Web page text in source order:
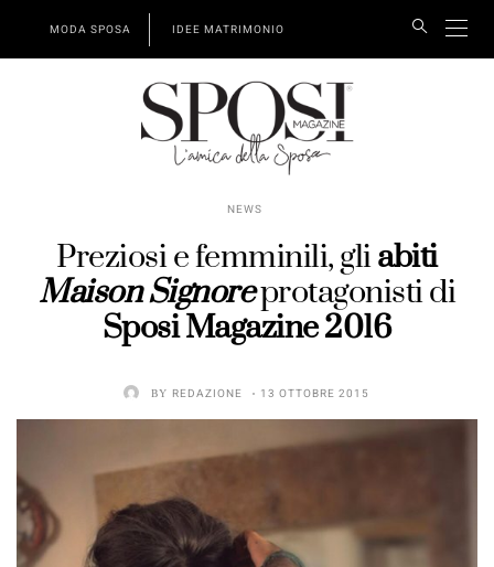
MODA SPOSA IDEE MATRIMONIO
NEWS
Preziosi e femminili, gliabiti
Maison Signoreprotagonisti di
Sposi Magazine 2016
BY REDAZIONE 13 OTTOBRE 2015